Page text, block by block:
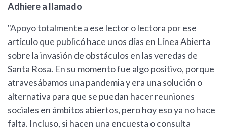
Adhiere a llamado
"Apoyo totalmente a ese lector o lectora por ese
artículo que publicó hace unos días en Línea Abierta
sobre la invasión de obstáculos en las veredas de
Santa Rosa. En su momento fue algo positivo, porque
atravesábamos una pandemia y era una solución o
alternativa para que se puedan hacer reuniones
sociales en ámbitos abiertos, pero hoy eso ya no hace
falta. Incluso, si hacen una encuesta o consulta